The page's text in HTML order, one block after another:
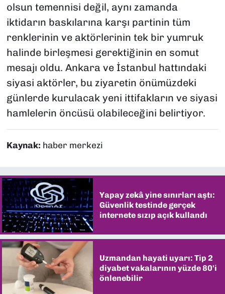
olsun temennisi değil, aynı zamanda
iktidarın baskılarına karşı partinin tüm
renklerinin ve aktörlerinin tek bir yumruk
halinde birleşmesi gerektiğinin en somut
mesajı oldu. Ankara ve İstanbul hattındaki
siyasi aktörler, bu ziyaretin önümüzdeki
günlerde kurulacak yeni ittifakların ve siyasi
hamlelerin öncüsü olabileceğini belirtiyor.
Kaynak: haber merkezi
Yapay zekâ yine sınırları aştı:
Güvenlik testinde gerçek
internete sızıp açık kullandı
Uzmandan hayati uyarı: Tip 2
diyabet vakalarının yüzde 80'i
önlenebilir